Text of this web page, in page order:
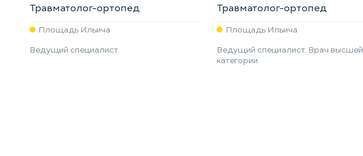
Травматолог-ортопед
Площадь Ильича
Ведущий специалист
Травматолог-ортопед
Площадь Ильича
Ведущий специалист. Врач высшей
категории